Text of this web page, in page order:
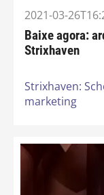
2021-03-
Baixe agora:
Strixhaven
Strixhaven:
marketing